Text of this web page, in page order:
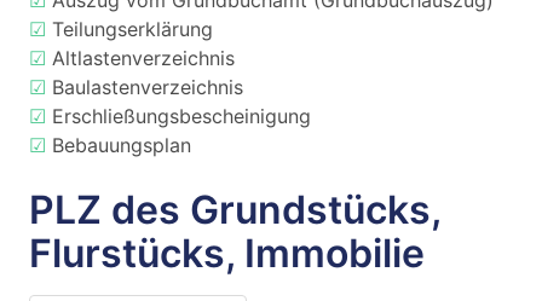
☑ Teilungserklärung
☑ Altlastenverzeichnis
☑ Baulastenverzeichnis
☑ Erschließungsbescheinigung
☑ Bebauungsplan
PLZ des Grundstücks,
Flurstücks, Immobilie